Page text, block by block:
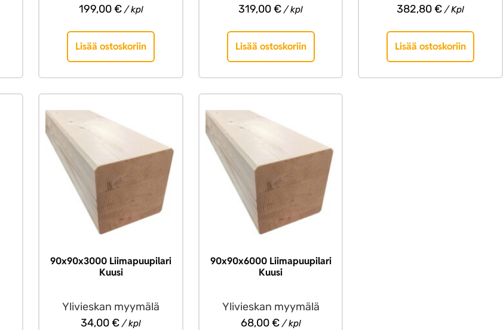
199,00€/ kpl
Lisää ostoskoriin
319,00€ / kpl
Lisää ostoskoriin
382,80€ / Kpl
Lisää ostoskoriin
90x90x3000 Liimapuupilari
Kuusi
Ylivieskan myymälä
34,00€ / kpl
90x90x6000 Liimapuupilari
Kuusi
Ylivieskan myymälä
68,00€/ kpl